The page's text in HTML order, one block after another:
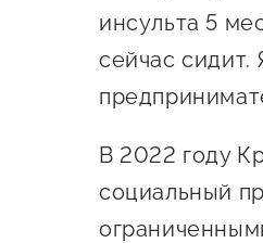
инсульта 5
сейчас сидит.
В 2022 году
социальный